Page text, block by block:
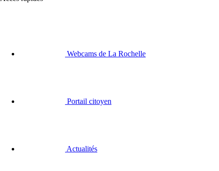
Webcams de La Rochelle
Portail citoyen
Actualités